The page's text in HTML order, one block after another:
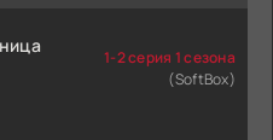
1-2 серия 1 сезона
(SoftBox)